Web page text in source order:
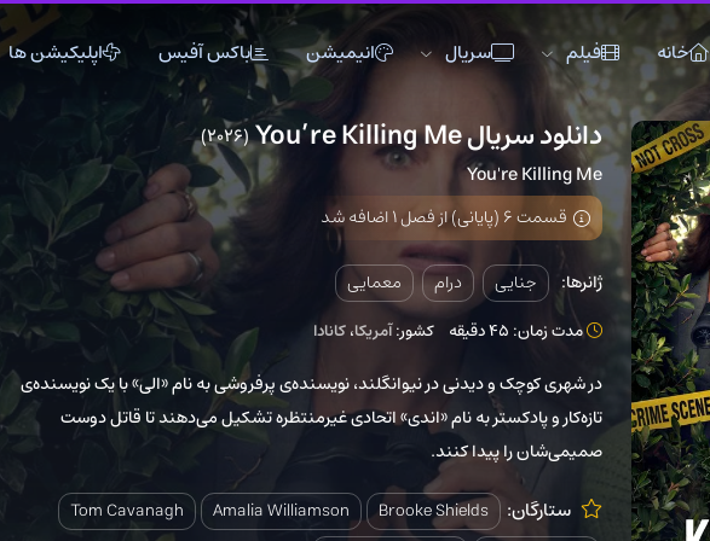
فیلم
اکشن
تاک شو
جنگی خانوادگی
دلهره آور
عاشقانه
موزیک
موزیکال
سریال
اکشن
تاریخی
دلهره آور
موزیک
انیمیشن باکس آفیس اپلیکیشن ها
دانلود سریال You’re Killing Me (2026)
You're Killing Me
قسمت 6 (پایانی) از فصل 1 اضافه شد
ژانرها: جنایی درام معمایی
مدت زمان: 45 دقیقه کشور:آمریکا،کانادا
در شهری کوچک و دیدنی در نیوانگلند، نویسنده‌ی پرفروشی به نام «الی» با یک نویسنده‌ی
تازه‌کار و پادکستر به نام «اندی» اتحادی غیرمنتظره تشکیل می‌دهند تا قاتل دوست
صمیمی‌شان را پیدا کنند.
ستارگان: Brooke Shields
Amalia Williamson
Tom Cavanagh